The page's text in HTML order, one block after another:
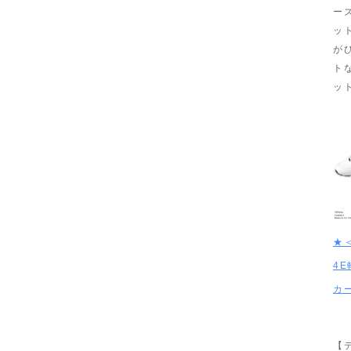
ー
ッ
が
ト
ッ
★
4E
カ
【